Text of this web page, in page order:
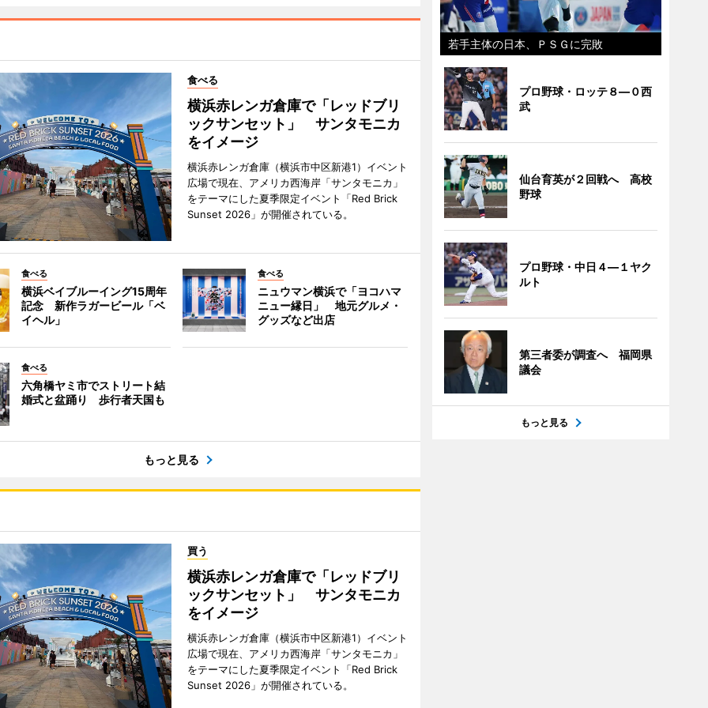
食べる
横浜赤レンガ倉庫で「レッドブリ
ックサンセット」 サンタモニカ
をイメージ
横浜赤レンガ倉庫（横浜市中区新港1）イベント
広場で現在、アメリカ西海岸「サンタモニカ」
をテーマにした夏季限定イベント「Red Brick
Sunset 2026」が開催されている。
食べる
横浜ベイブルーイング15周年
記念 新作ラガービール「ベ
イヘル」
食べる
ニュウマン横浜で「ヨコハマ
ニュー縁日」 地元グルメ・
グッズなど出店
食べる
六角橋ヤミ市でストリート結
婚式と盆踊り 歩行者天国も
もっと見る
買う
横浜赤レンガ倉庫で「レッドブリ
ックサンセット」 サンタモニカ
をイメージ
横浜赤レンガ倉庫（横浜市中区新港1）イベント
広場で現在、アメリカ西海岸「サンタモニカ」
をテーマにした夏季限定イベント「Red Brick
Sunset 2026」が開催されている。
若手主体の日本、ＰＳＧに完敗
プロ野球・ロッテ８―０西
武
仙台育英が２回戦へ 高校
野球
プロ野球・中日４―１ヤク
ルト
第三者委が調査へ 福岡県
議会
もっと見る